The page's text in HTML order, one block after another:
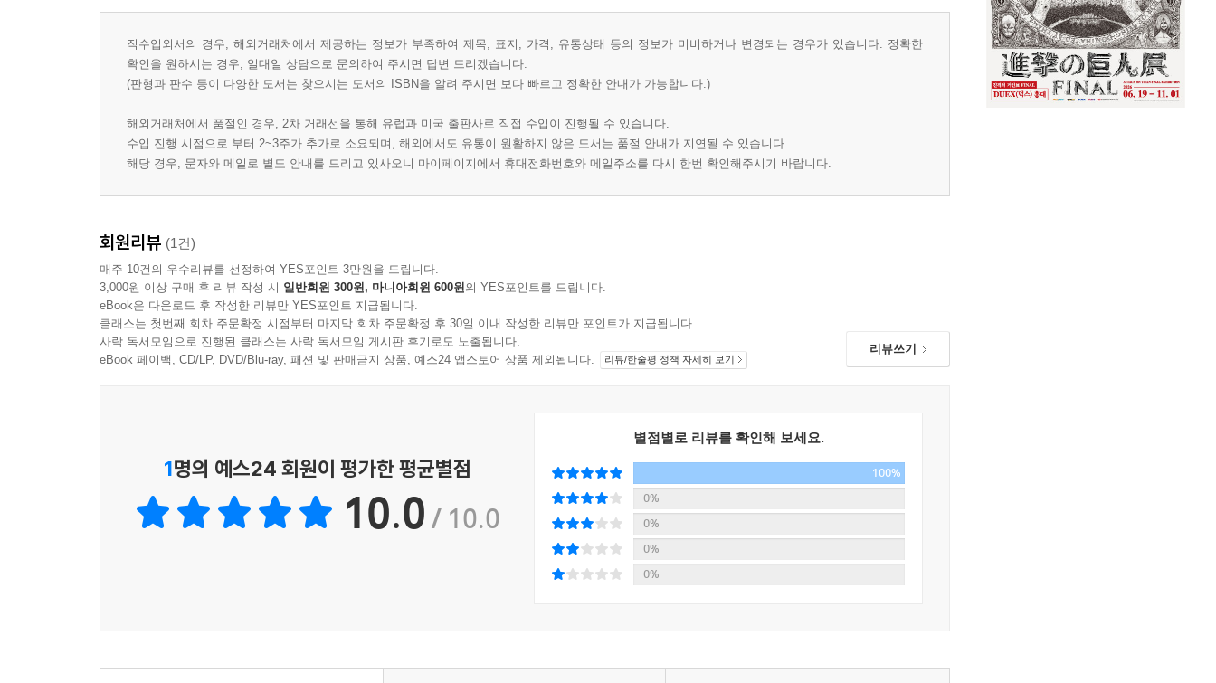
직수입외서의 경우, 해외거래처에서 제공하는 정보가 부족하여 제목, 표지, 가격, 유통상태 등의 정보가 미비하거나 변경되는 경우가 있습니다. 정확한
확인을 원하시는 경우, 일대일 상담으로 문의하여 주시면 답변 드리겠습니다.
(판형과 판수 등이 다양한 도서는 찾으시는 도서의 ISBN을 알려 주시면 보다 빠르고 정확한 안내가 가능합니다.)
해외거래처에서 품절인 경우, 2차 거래선을 통해 유럽과 미국 출판사로 직접 수입이 진행될 수 있습니다.
수입 진행 시점으로 부터 2~3주가 추가로 소요되며, 해외에서도 유통이 원활하지 않은 도서는 품절 안내가 지연될 수 있습니다.
해당 경우, 문자와 메일로 별도 안내를 드리고 있사오니 마이페이지에서 휴대전화번호와 메일주소를 다시 한번 확인해주시기 바랍니다.
회원리뷰 (1건)
매주 10건의 우수리뷰를 선정하여 YES포인트 3만원을 드립니다.
3,000원 이상 구매 후 리뷰 작성 시 일반회원 300원, 마니아회원 600원의 YES포인트를 드립니다.
eBook은 다운로드 후 작성한 리뷰만 YES포인트 지급됩니다.
클래스는 첫번째 회차 주문확정 시점부터 마지막 회차 주문확정 후 30일 이내 작성한 리뷰만 포인트가 지급됩니다.
사락 독서모임으로 진행된 클래스는 사락 독서모임 게시판 후기로도 노출됩니다.
eBook 페이백, CD/LP, DVD/Blu-ray, 패션 및 판매금지 상품, 예스24 앱스토어 상품 제외됩니다.
리뷰/한줄평 정책 자세히 보기
리뷰쓰기
1명의 예스24 회원이 평가한 평균별점
10.0 / 10.0
별점별로 리뷰를 확인해 보세요.
100%
0%
0%
0%
0%